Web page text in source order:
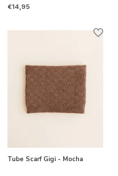
€14,95
Tube Scarf Gigi - Mocha